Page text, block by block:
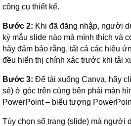
công cụ thiết kế.
Bước 2: Khi đã đăng nhập, người
kỳ mẫu slide nào mà mình thích và
hãy đảm bảo rằng, tất cả các hiệu
đều hiển thị chính xác trước khi tải
Bước 3: Để tải xuống Canva, hãy
sẻ) ở góc trên cùng bên phải màn
PowerPoint – biểu tượng
Tùy chọn số trang (slide) mà người